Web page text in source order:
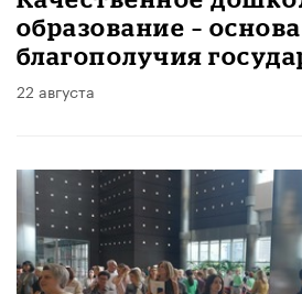
образование – основа
благополучия
22 августа